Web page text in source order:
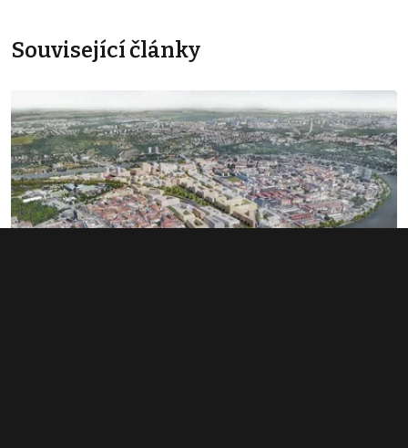
Související články